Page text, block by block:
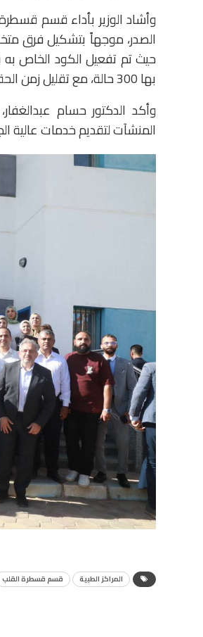
الصدر، موجهاً بتشكيل فرق
بها 300 حالة، مع تقليل زمن الحقن إلى 33 دقيقة، وحصول الهيئة على اعتماد المنظمة العالمية للسكتة الدماغية.
وأكد الدكتور حسام
المنشآت لتقديم خدمات
المراكز الطبية قسم قسطرة القلب